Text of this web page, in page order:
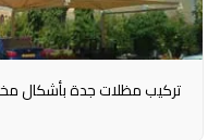
تركيب مظلات جدة بأشكال